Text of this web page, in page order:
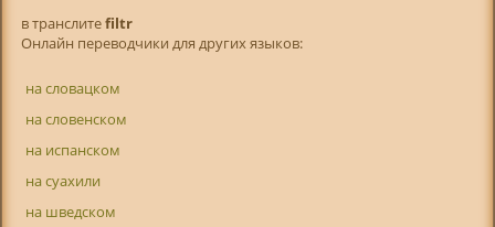
в транслитefiltr
Онлайн переводчики для других языков:
на словацком
на словенском
на испанском
на суахили
на шведском